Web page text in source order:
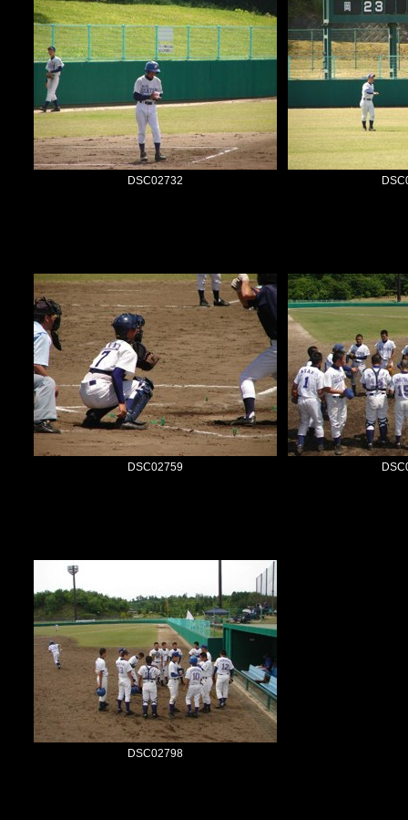
DSC02732
DSC02759
DSC02798